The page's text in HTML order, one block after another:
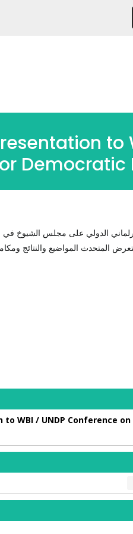
Democratic
الدولي على مجلس الشيوخ
المتحدث المواضيع والنتائج
to WBI / UNDP Conference